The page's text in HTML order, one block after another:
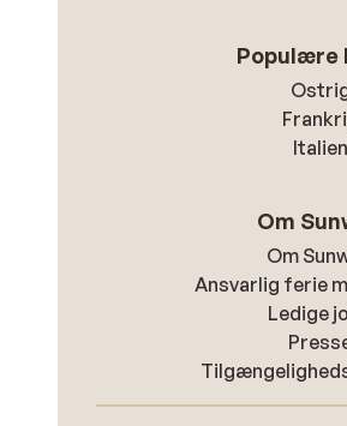
Populære
Italien
Om
Om
Ansvarlig ferie
Ledige